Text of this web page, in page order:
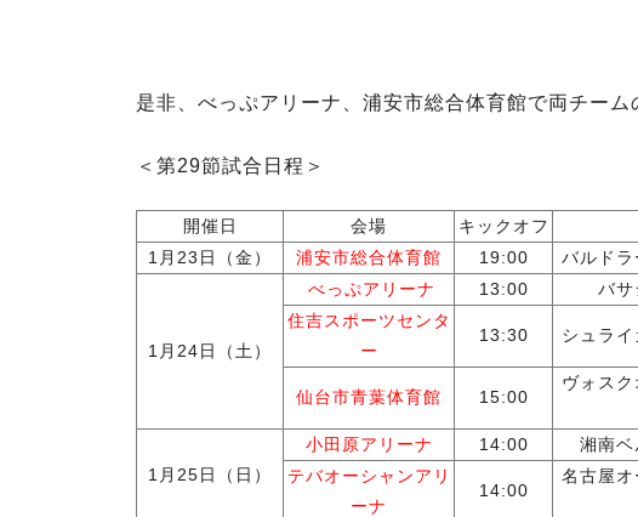
是非、べっぷアリーナ、浦安市総合体育館で両チーム
＜第29節試合日程＞
開催日 会場 キックオフ
1月23日（金）
浦安市総合体育館 19:00 バルド
1月24日（土）
べっぷアリーナ 13:00 バサ
住吉スポーツセンタ
ー
13:30 シュライ
仙台市青葉体育館 15:00
ヴォス
1月25日（日）
小田原アリーナ 14:00 湘南ベ
テバオーシャンアリ
ーナ
14:00
名古屋オ